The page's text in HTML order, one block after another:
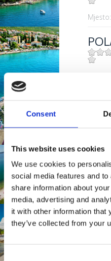
Consent
This website uses cookies
We use cookies to
social media features and
share information about
media, advertising and
it with other information that
they’ve collected from your
Consent
Mjesto: